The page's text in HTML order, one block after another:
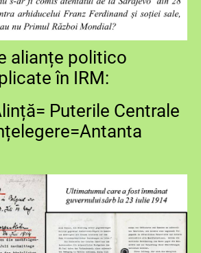
alianțe politico
în IRM:
Puterile Centrale